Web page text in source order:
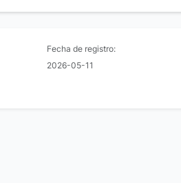
Fecha de registro:
2026-05-11